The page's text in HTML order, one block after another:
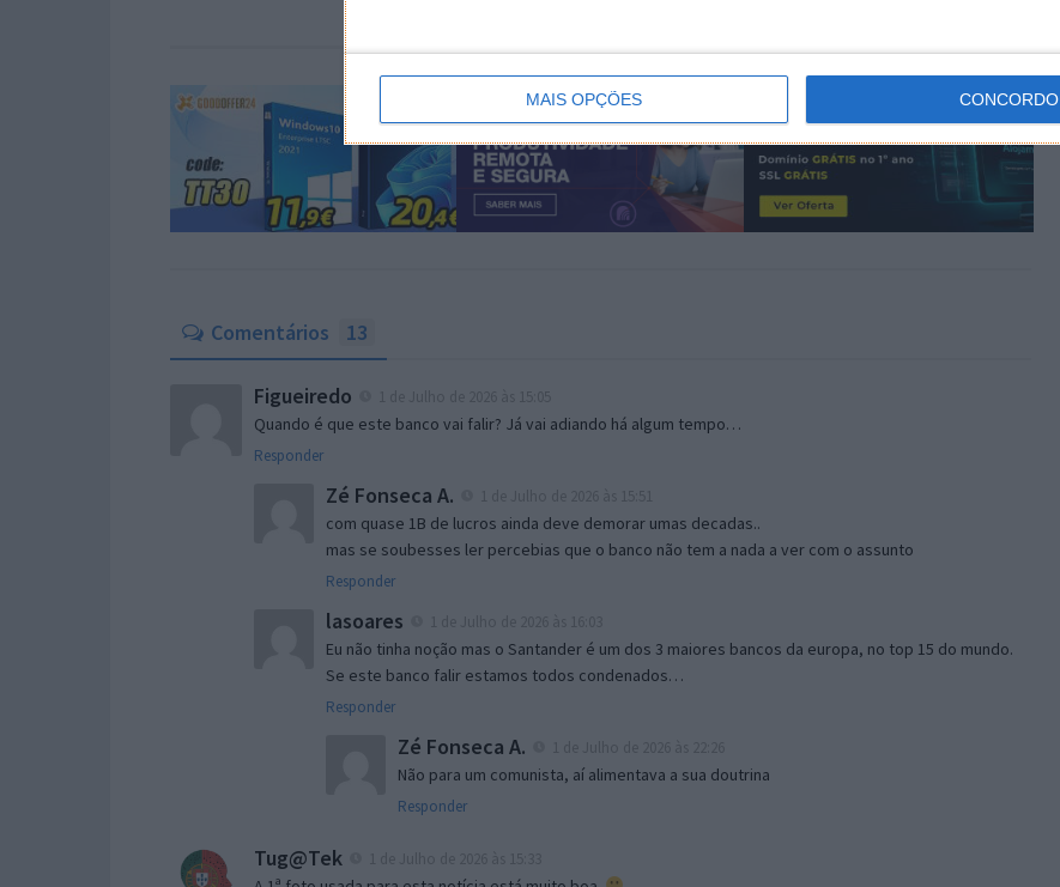
MAIS OPÇÕES CONCORDO
Comentários 13
Figueiredo
Quando é que este banco vai falir? Já vai adiando há algum tempo…
Responder
Zé Fonseca A.
com quase 1B de lucros ainda deve demorar umas decadas..
mas se soubesses ler percebias que o banco não tem a nada a ver com o assunto
Responder
lasoares
Eu não tinha noção mas o Santander é um dos 3 maiores bancos da europa, no top 15 do mundo.
Se este banco falir estamos todos condenados…
Responder
Zé Fonseca A.
Não para um comunista, aí alimentava a sua doutrina
Responder
Tug@Tek